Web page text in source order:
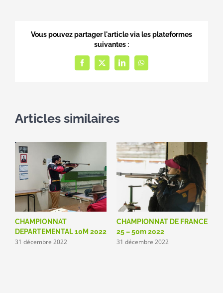
Vous pouvez partager l'article via les plateformes
suivantes :
FacebookTwitterLinkedInWhatsApp
Articles similaires
CHAMPIONNAT
DEPARTEMENTAL 10M 2022
31 décembre 2022
CHAMPIONNAT DE FRANCE
25 – 50m 2022
31 décembre 2022